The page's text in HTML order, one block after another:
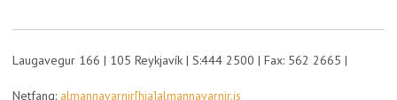
Laugavegur 166 | 105 Reykjavík | S:444 2500 | Fax: 562 2665 |
Netfang: almannavarnir[hja]almannavarnir.is